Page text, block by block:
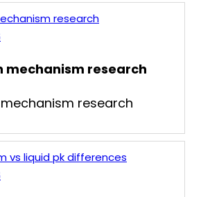
research
mechanism research
research
vs liquid pk differences